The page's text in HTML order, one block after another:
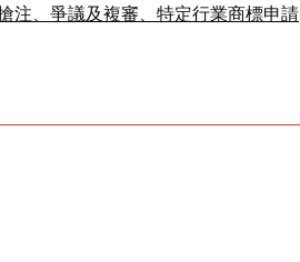
注、爭議及複審、特定行業商標申請